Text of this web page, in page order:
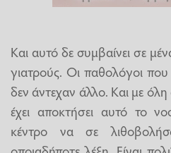
Και αυτό δε συμβαίνει σε
γιατρούς. Οι παθολόγοι
δεν άντεχαν άλλο. Και με
έχει αποκτήσει αυτό το
κέντρο να σε